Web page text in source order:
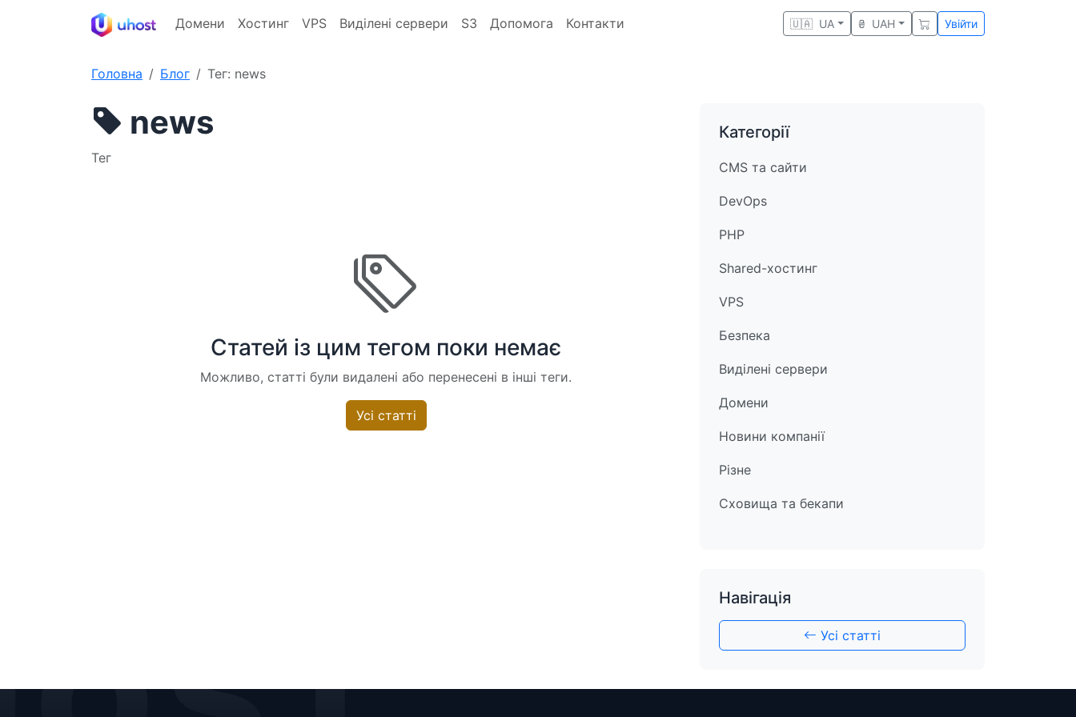
Домени Хостинг VPS Виділені сервери S3 Допомога Контакти 🇺🇦 UA ₴ UAH Увійти
Головна Блог Тег: news
news
Тег
Статей із цим тегом поки немає
Можливо, статті були видалені або перенесені в інші теги.
Усі статті
Категорії
CMS та сайти
DevOps
PHP
Shared-хостинг
VPS
Безпека
Виділені сервери
Домени
Новини компанії
Різне
Сховища та бекапи
Навігація
Усі статті